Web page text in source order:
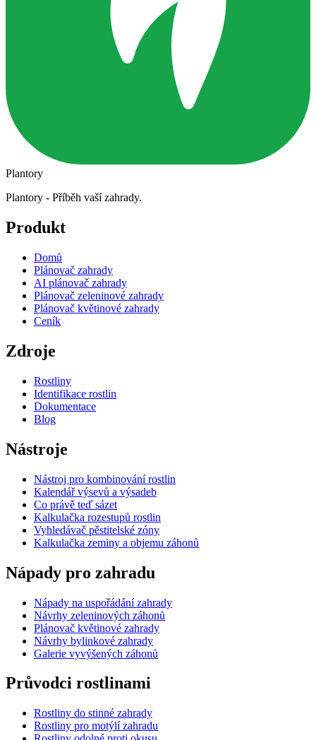
Plantory
Plantory - Příběh vaší zahrady.
Produkt
Domů
Plánovač zahrady
AI plánovač zahrady
Plánovač zeleninové zahrady
Plánovač květinové zahrady
Ceník
Zdroje
Rostliny
Identifikace rostlin
Dokumentace
Blog
Nástroje
Nástroj pro kombinování rostlin
Kalendář výsevů a výsadeb
Co právě teď sázet
Kalkulačka rozestupů rostlin
Vyhledávač pěstitelské zóny
Kalkulačka zeminy a objemu záhonů
Nápady pro zahradu
Nápady na uspořádání zahrady
Návrhy zeleninových záhonů
Plánovač květinové zahrady
Návrhy bylinkové zahrady
Galerie vyvýšených záhonů
Průvodci rostlinami
Rostliny do stinné zahrady
Rostliny pro motýlí zahradu